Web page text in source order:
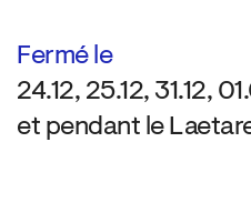
Fermé le
24.12, 25.12, 31.12,
et pendant le